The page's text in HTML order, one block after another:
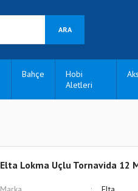
ARA
Bahçe
Hobi
Aletleri
Elta Lokma Uçlu Tornavida 12